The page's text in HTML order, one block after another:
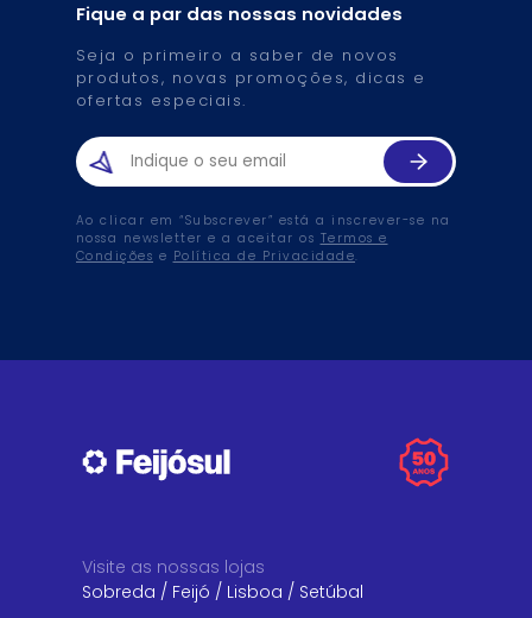
Fique a par das nossas novidades
Seja o primeiro a saber de novos
produtos, novas promoções, dicas e
ofertas especiais.
Ao clicar em “Subscrever” está a inscrever-se na
nossa newsletter e a aceitar os Termos e
Condições e Política de Privacidade.
Visite as nossas lojas
Sobreda / Feijó / Lisboa / Setúbal